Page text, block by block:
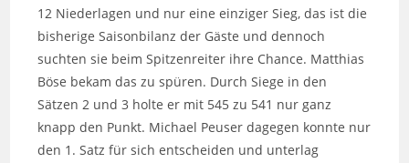
12 Niederlagen und nur eine einziger Sieg, das ist die
bisherige Saisonbilanz der Gäste und dennoch
suchten sie beim Spitzenreiter ihre Chance. Matthias
Böse bekam das zu spüren. Durch Siege in den
Sätzen 2 und 3 holte er mit 545 zu 541 nur ganz
knapp den Punkt. Michael Peuser dagegen konnte nur
den 1. Satz für sich entscheiden und unterlag